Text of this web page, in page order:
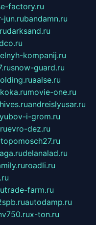
factory.ru
jun.rubandamn.ru
darksand.ru
kompanij.ru
snow-guard.ru
aalse.ru
movie-one.ru
andreislyusar.ru
i-grom.ru
evro-dez.ru
delanalad.ru
roadli.ru
trade-farm.ru
autodamp.ru
x-ton.ru